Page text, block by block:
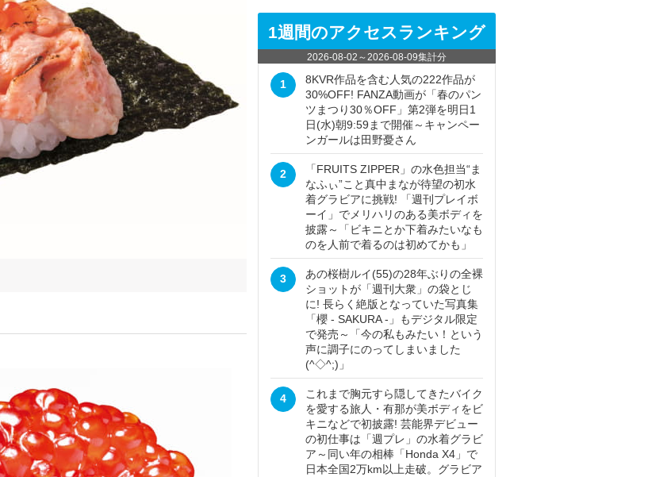
1週間のアクセスランキング
2026-08-02 ～2026-08-09集計分
1
8KVR作品を含む人気の222作品が
30%OFF! FANZA動画が「春のパン
ツまつり30％OFF」第2弾を明日1
日(水)朝9:59まで開催～キャンペー
ンガールは田野憂さん
2
「FRUITS ZIPPER」の水色担当“ま
なふぃ”こと真中まなが待望の初水
着グラビアに挑戦! 「週刊プレイボ
ーイ」でメリハリのある美ボディを
披露～「ビキニとか下着みたいなも
のを人前で着るのは初めてかも」
3
あの桜樹ルイ(55)の28年ぶりの全裸
ショットが「週刊大衆」の袋とじ
に! 長らく絶版となっていた写真集
「櫻 - SAKURA -」もデジタル限定
で発売～「今の私もみたい！という
声に調子にのってしまいました
(^◇^;)」
4
これまで胸元すら隠してきたバイク
を愛する旅人・有那が美ボディをビ
キニなどで初披露! 芸能界デビュー
の初仕事は「週プレ」の水着グラビ
ア～同い年の相棒「Honda X4」で
日本全国2万km以上走破。グラビア